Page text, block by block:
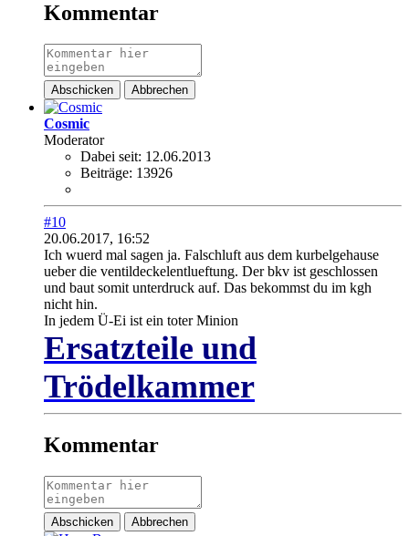
Kommentar
Abschicken Abbrechen
Cosmic
Moderator
Dabei seit: 12.06.2013
Beiträge: 13926
#10
20.06.2017, 16:52
Ich wuerd mal sagen ja. Falschluft aus dem kurbelgehause
ueber die ventildeckelentlueftung. Der bkv ist geschlossen
und baut somit unterdruck auf. Das bekommst du im kgh
nicht hin.
In jedem Ü-Ei ist ein toter Minion
Ersatzteile und
Trödelkammer
Kommentar
Abschicken Abbrechen